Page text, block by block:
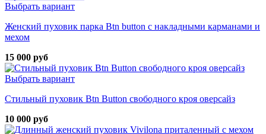
Выбрать вариант
Женский пуховик парка Btn button с накладными карманами и
мехом
15 000 руб
Выбрать вариант
Стильный пуховик Btn Button свободного кроя оверсайз
10 000 руб